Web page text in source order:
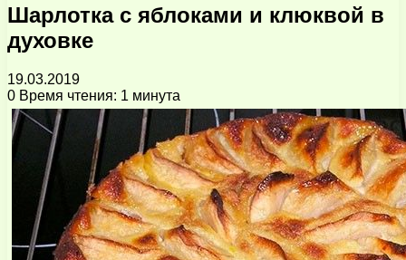
Шарлотка с яблоками и клюквой в
духовке
19.03.2019
0 Время чтения: 1 минута